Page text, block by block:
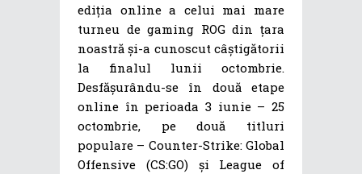
ediția online a celui mai mare
turneu de gaming ROG din țara
noastră și-a cunoscut câștigătorii
la finalul lunii octombrie.
Desfășurându-se în două etape
online în perioada 3 iunie – 25
octombrie, pe două titluri
populare – Counter-Strike: Global
Offensive (CS:GO) și League of